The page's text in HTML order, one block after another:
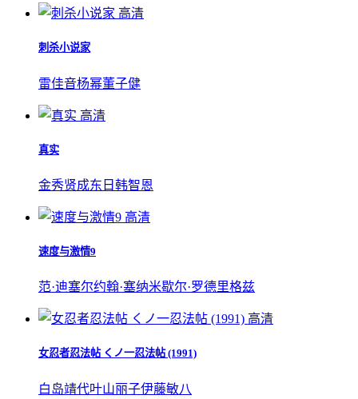
高清
刺杀小说家
雷佳音杨幂董子健
高清
真实
金秀贤成东日 韩智恩
高清
速度与激情9
范·迪塞尔约翰·塞纳米歇尔·罗德里格兹
高清
女忍者忍法帖 くノ一忍法帖 (1991)
白岛靖代叶山丽子伊藤敏八